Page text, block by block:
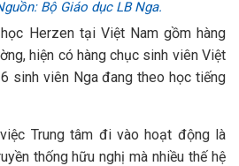
Bộ Giáo dục LB Nga.
Herzen tại Việt Nam gồm hàng
hiện có hàng chục sinh viên Việt
sinh viên Nga đang theo học tiếng
Trung tâm đi vào hoạt động là
thống hữu nghị mà nhiều thế hệ